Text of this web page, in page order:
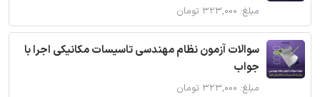
مبلغ: ۳۲۳,۰۰۰ تومان
سوالات آزمون نظام مهندسی تاسیسات مکانیکی اجرا با
جواب
مبلغ: ۳۲۳,۰۰۰ تومان